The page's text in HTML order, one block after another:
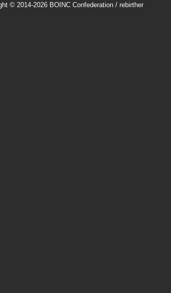
© 2014-2026 BOINC Confederation / rebirther